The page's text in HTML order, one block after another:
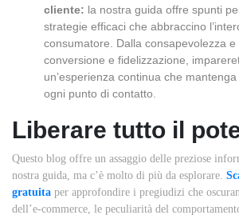
cliente: la nostra guida offre spunti
strategie efficaci che abbraccino
consumatore. Dalla consapevolezza
conversione e fidelizzazione,
un’esperienza continua che
ogni punto di contatto.
Liberare tutto il
Questo blog offre un assaggio delle preziose
nostra guida, ma c’è molto di più da esplorare.
gratuita per approfondire i pregiudizi che
dell’e-commerce, le peculiarità del